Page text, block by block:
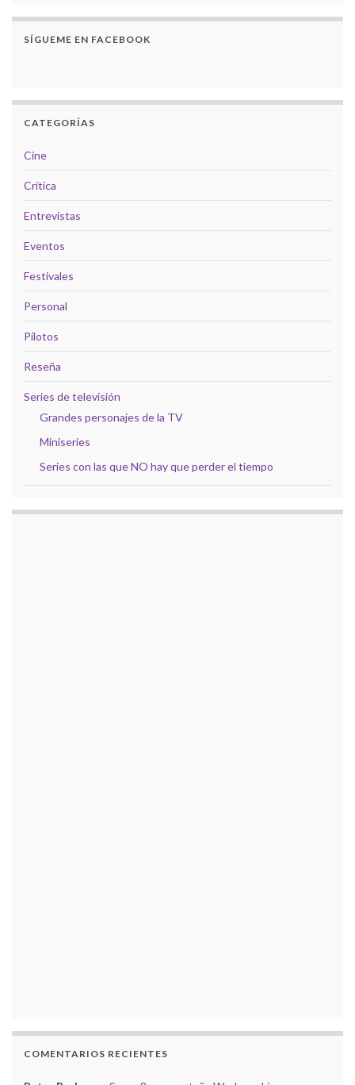
SÍGUEME EN FACEBOOK
CATEGORÍAS
Cine
Crítica
Entrevistas
Eventos
Festivales
Personal
Pilotos
Reseña
Series de televisión
Grandes personajes de la TV
Miniseries
Series con las que NO hay que perder el tiempo
COMENTARIOS RECIENTES